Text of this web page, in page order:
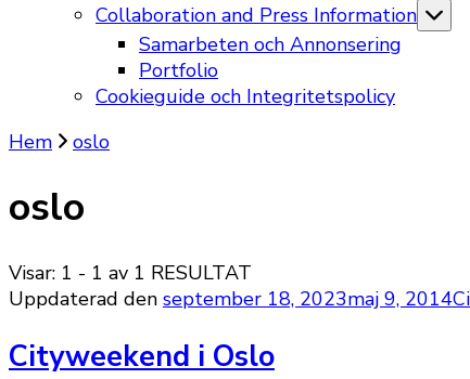
Collaboration and Press Information
Samarbeten och Annonsering
Portfolio
Cookieguide och Integritetspolicy
Hem
oslo
oslo
Visar: 1 - 1 av 1 RESULTAT
Uppdaterad den september 18, 2023maj 9, 2014
Cityweekend i Oslo